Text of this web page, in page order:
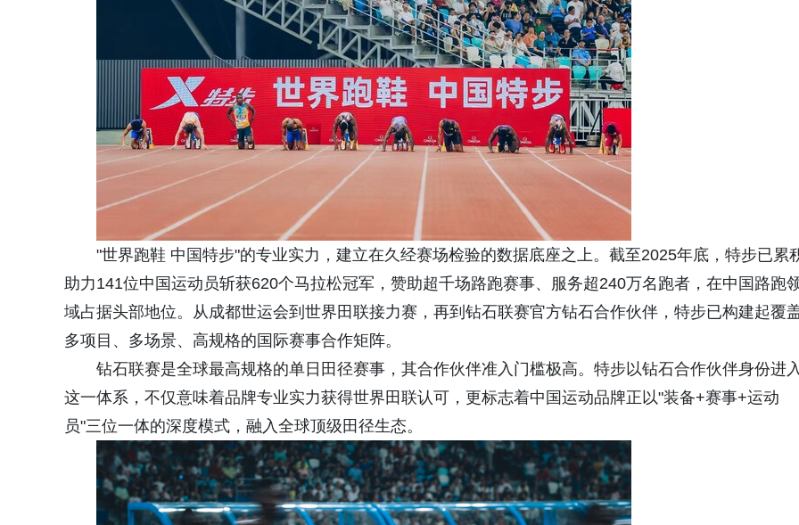
"世界跑鞋 中国特步"的专业实力，建立在久经赛场检验的数据底座之上。截至2025年底，特步已累
助力141位中国运动员斩获620个马拉松冠军，赞助超千场路跑赛事、服务超240万名跑者，在中国路跑
域占据头部地位。从成都世运会到世界田联接力赛，再到钻石联赛官方钻石合作伙伴，特步已构建起覆
多项目、多场景、高规格的国际赛事合作矩阵。
钻石联赛是全球最高规格的单日田径赛事，其合作伙伴准入门槛极高。特步以钻石合作伙伴身份进
这一体系，不仅意味着品牌专业实力获得世界田联认可，更标志着中国运动品牌正以"装备+赛事+运动
员"三位一体的深度模式，融入全球顶级田径生态。